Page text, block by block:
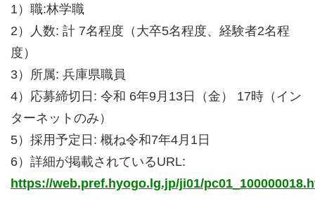
1）職:林学職
2）人数: 計 7名程度（大卒5名程度、経験者2名程
度）
3）所属: 兵庫県職員
4）応募締切日: 令和 6年9月13日（金） 17時（イン
ターネットのみ）
5）採用予定日: 概ね令和7年4月1日
6）詳細が掲載されているURL:
https://web.pref.hyogo.lg.jp/ji01/